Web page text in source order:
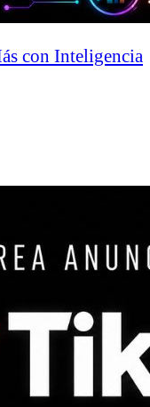
con Inteligencia